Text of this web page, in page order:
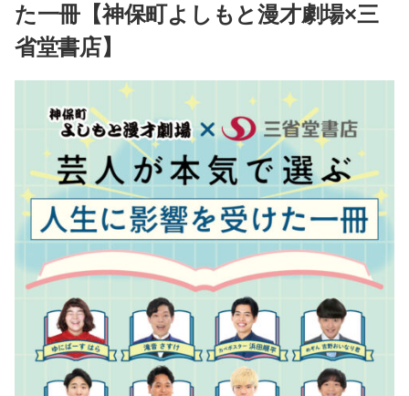
た一冊【神保町よしもと漫才劇場×三
省堂書店】